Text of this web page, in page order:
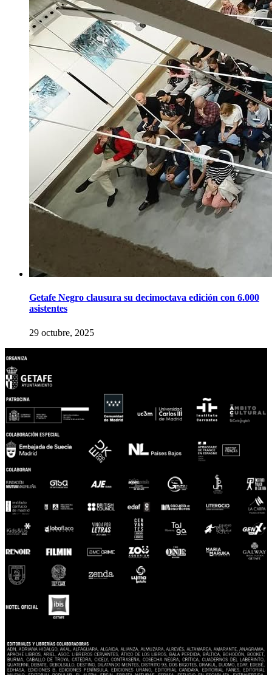
Getafe Negro clausura su decimoctava edición con 6.000
asistentes
29 octubre, 2025